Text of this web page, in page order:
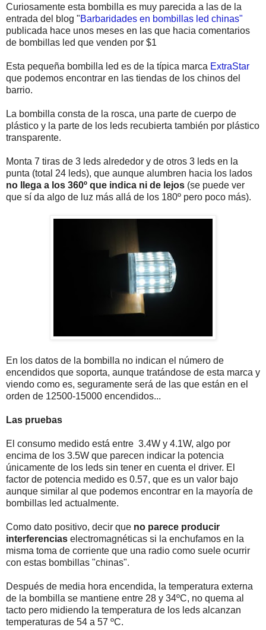
Curiosamente esta bombilla es muy parecida a las de la
entrada del blog "Barbaridades en bombillas led chinas"
publicada hace unos meses en las que hacia comentarios
de bombillas led que venden por $1
Esta pequeña bombilla led es de la típica marca ExtraStar
que podemos encontrar en las tiendas de los chinos del
barrio.
La bombilla consta de la rosca, una parte de cuerpo de
plástico y la parte de los leds recubierta también por plástico
transparente.
Monta 7 tiras de 3 leds alrededor y de otros 3 leds en la
punta (total 24 leds), que aunque alumbren hacia los lados
no llega a los 360º que indica ni de lejos (se puede ver
que sí da algo de luz más allá de los 180º pero poco más).
En los datos de la bombilla no indican el número de
encendidos que soporta, aunque tratándose de esta marca y
viendo como es, seguramente será de las que están en el
orden de 12500-15000 encendidos...
Las pruebas
El consumo medido está entre 3.4W y 4.1W, algo por
encima de los 3.5W que parecen indicar la potencia
únicamente de los leds sin tener en cuenta el driver. El
factor de potencia medido es 0.57, que es un valor bajo
aunque similar al que podemos encontrar en la mayoría de
bombillas led actualmente.
Como dato positivo, decir que no parece producir
interferencias electromagnéticas si la enchufamos en la
misma toma de corriente que una radio como suele ocurrir
con estas bombillas "chinas".
Después de media hora encendida, la temperatura externa
de la bombilla se mantiene entre 28 y 34ºC, no quema al
tacto pero midiendo la temperatura de los leds alcanzan
temperaturas de 54 a 57 ºC.